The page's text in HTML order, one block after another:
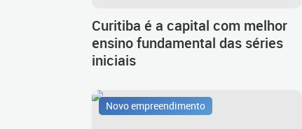
Curitiba é a capital com melhor
ensino fundamental das séries
iniciais
Novo empreendimento